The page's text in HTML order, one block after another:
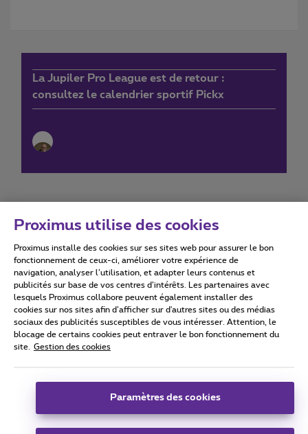
La Jupiler Pro League est de retour :
consultez le calendrier sportif Pickx
Conditions d'utilisation Accessibility statement
Tous droits réservés. © 2026 Proximus
Conditions générales, info consommateur
Coordonnées de l’entreprise
Boulevard du Roi Albert II 27 - B-1030 Bruxelles.
Proximus utilise des cookies
Proximus installe des cookies sur ses sites web pour assurer le bon
fonctionnement de ceux-ci, améliorer votre expérience de
navigation, analyser l’utilisation, et adapter leurs contenus et
publicités sur base de vos centres d’intérêts. Les partenaires avec
lesquels Proximus collabore peuvent également installer des
cookies sur nos sites afin d’afficher sur d'autres sites ou des médias
sociaux des publicités susceptibles de vous intéresser. Attention, le
blocage de certains cookies peut entraver le bon fonctionnement du
site.
Gestion des cookies
Paramètres des cookies